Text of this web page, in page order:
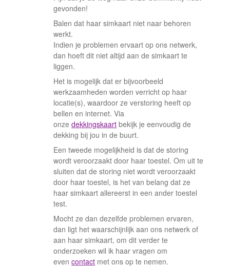
gevonden!
Balen dat haar simkaart niet naar behoren
werkt.
Indien je problemen ervaart op ons netwerk,
dan hoeft dit niet altijd aan de simkaart te
liggen.
Het is mogelijk dat er bijvoorbeeld
werkzaamheden worden verricht op haar
locatie(s), waardoor ze verstoring heeft op
bellen en internet. Via
onze dekkingskaart bekijk je eenvoudig de
dekking bij jou in de buurt.
Een tweede mogelijkheid is dat de storing
wordt veroorzaakt door haar toestel. Om uit te
sluiten dat de storing niet wordt veroorzaakt
door haar toestel, is het van belang dat ze
haar simkaart allereerst in een ander toestel
test.
Mocht ze dan dezelfde problemen ervaren,
dan ligt het waarschijnlijk aan ons netwerk of
aan haar simkaart, om dit verder te
onderzoeken wil ik haar vragen om
even contact met ons op te nemen.